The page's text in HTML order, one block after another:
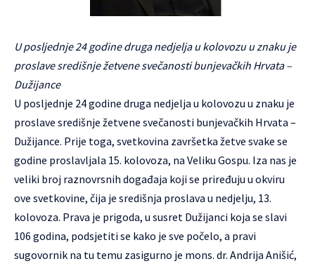
U posljednje 24 godine druga nedjelja u kolovozu u znaku je
proslave središnje žetvene svečanosti bunjevačkih Hrvata –
Dužijance
U posljednje 24 godine druga nedjelja u kolovozu u znaku je
proslave središnje žetvene svečanosti bunjevačkih Hrvata –
Dužijance. Prije toga, svetkovina završetka žetve svake se
godine proslavljala 15. kolovoza, na Veliku Gospu. Iza nas je
veliki broj raznovrsnih događaja koji se priređuju u okviru
ove svetkovine, čija je središnja proslava u nedjelju, 13.
kolovoza. Prava je prigoda, u susret Dužijanci koja se slavi
106 godina, podsjetiti se kako je sve počelo, a pravi
sugovornik na tu temu zasigurno je mons. dr. Andrija Anišić,